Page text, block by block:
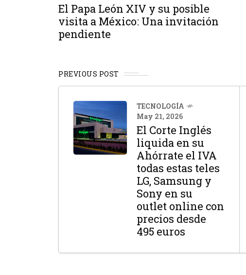
El Papa León XIV y su posible
visita a México: Una invitación
pendiente
PREVIOUS POST
TECNOLOGÍA
May 21, 2026
El Corte Inglés
liquida en su
Ahórrate el IVA
todas estas teles
LG, Samsung y
Sony en su
outlet online con
precios desde
495 euros